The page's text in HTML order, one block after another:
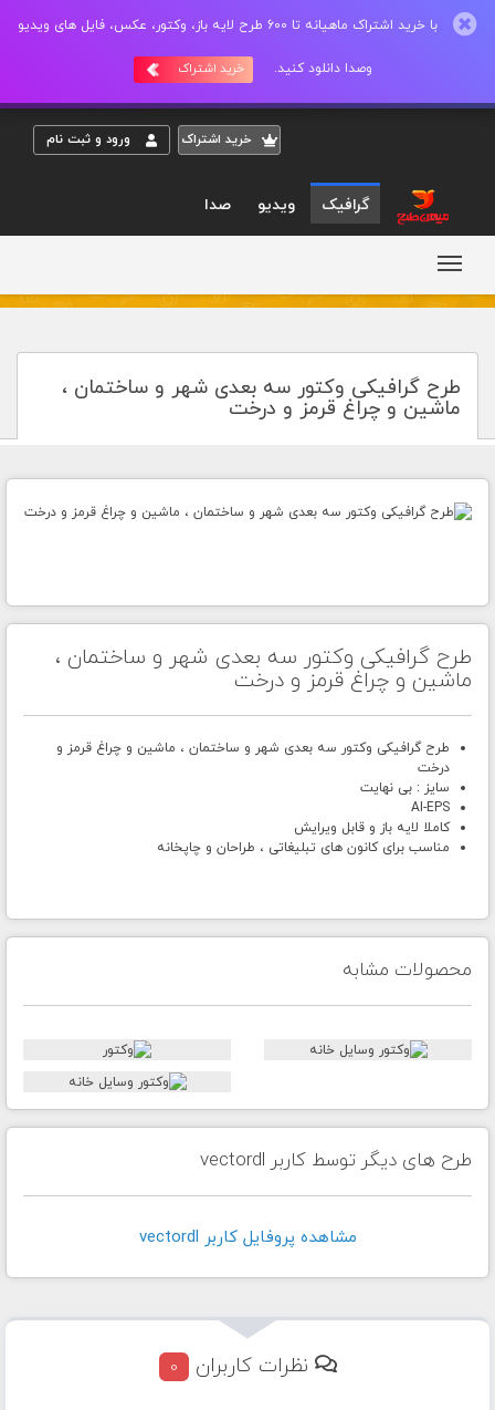
با خرید اشتراک ماهیانه تا 600 طرح لایه باز، وکتور، عکس، فایل های ویدیو
وصدا دانلود کنید. خرید اشتراک
خريد اشتراک ورود و ثبت نام
گرافیک ویدیو صدا
طرح گرافیکی وکتور سه بعدی شهر و ساختمان ،
ماشین و چراغ قرمز و درخت
طرح گرافیکی وکتور سه بعدی شهر و ساختمان ،
ماشین و چراغ قرمز و درخت
طرح گرافیکی وکتور سه بعدی شهر و ساختمان ، ماشین و چراغ قرمز و
درخت
سایز : بی نهایت
AI-EPS
کاملا لایه باز و قابل ویرایش
مناسب برای کانون های تبلیغاتی ، طراحان و چاپخانه
محصولات مشابه
طرح های دیگر توسط کاربر vectordl
مشاهده پروفايل کاربر vectordl
نظرات کاربران 0